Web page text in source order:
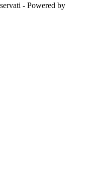
- Powered by